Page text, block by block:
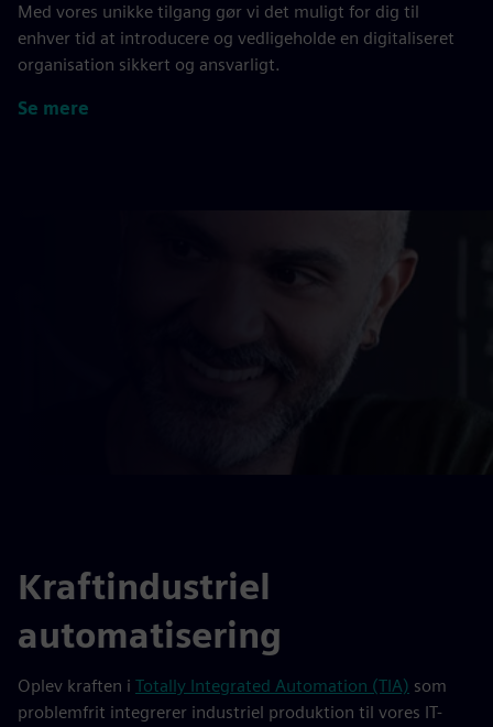
Med vores unikke tilgang gør vi det muligt for dig til
enhver tid at introducere og vedligeholde en digitaliseret
organisation sikkert og ansvarligt.
Se mere
Kraftindustriel
automatisering
Oplev kraften i Totally Integrated Automation (TIA) som
problemfrit integrerer industriel produktion til vores IT-